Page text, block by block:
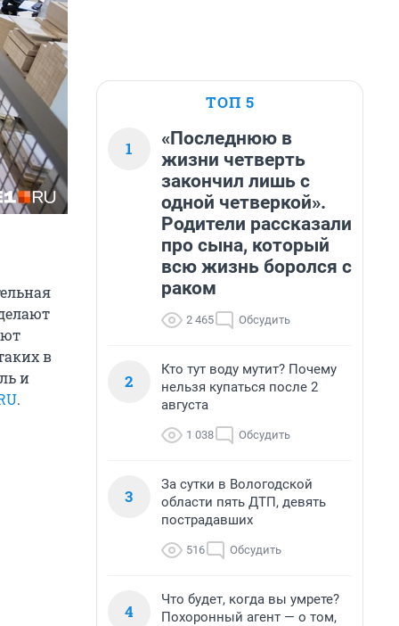
в
и
.
ТОП 5
1
«Последнюю в
жизни четверть
закончил лишь с
одной четверкой».
Родители рассказали
про сына, который
всю жизнь боролся с
раком
2 465 Обсудить
2
Кто тут воду мутит? Почему
нельзя купаться после 2
августа
1 038 Обсудить
3
За сутки в Вологодской
области пять ДТП, девять
пострадавших
516 Обсудить
4
Что будет, когда вы умрете?
Похоронный агент — о том,